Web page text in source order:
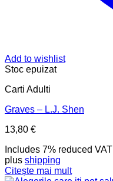
Add to wishlist
Stoc epuizat
Carti Adulti
Graves – L.J. Shen
13,80 €
Includes 7% reduced VAT
plus shipping
Citește mai mult